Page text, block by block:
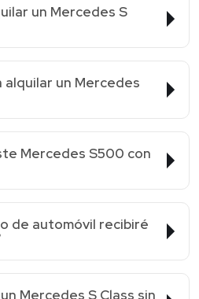
un Mercedes S
un Mercedes
Mercedes S500 con
de automóvil recibiré
Mercedes S Class sin